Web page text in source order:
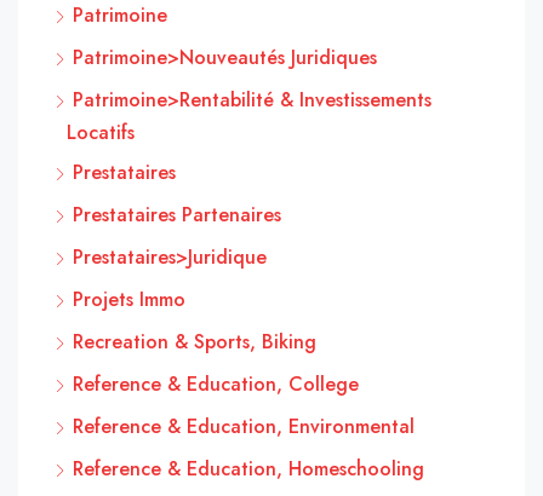
Patrimoine
Patrimoine>Nouveautés Juridiques
Patrimoine>Rentabilité & Investissements
Locatifs
Prestataires
Prestataires Partenaires
Prestataires>Juridique
Projets Immo
Recreation & Sports, Biking
Reference & Education, College
Reference & Education, Environmental
Reference & Education, Homeschooling